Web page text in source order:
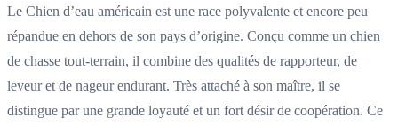
Le Chien d’eau américain est une race polyvalente et encore peu
répandue en dehors de son pays d’origine. Conçu comme un chien
de chasse tout-terrain, il combine des qualités de rapporteur, de
leveur et de nageur endurant. Très attaché à son maître, il se
distingue par une grande loyauté et un fort désir de coopération. Ce